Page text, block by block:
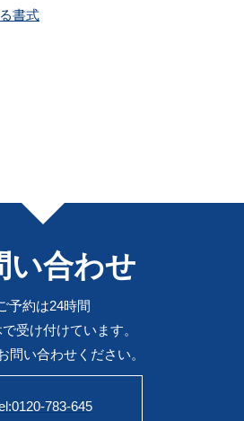
書式
い合わせ
予約は24時間
受け付けています。
問い合わせください。
783-645